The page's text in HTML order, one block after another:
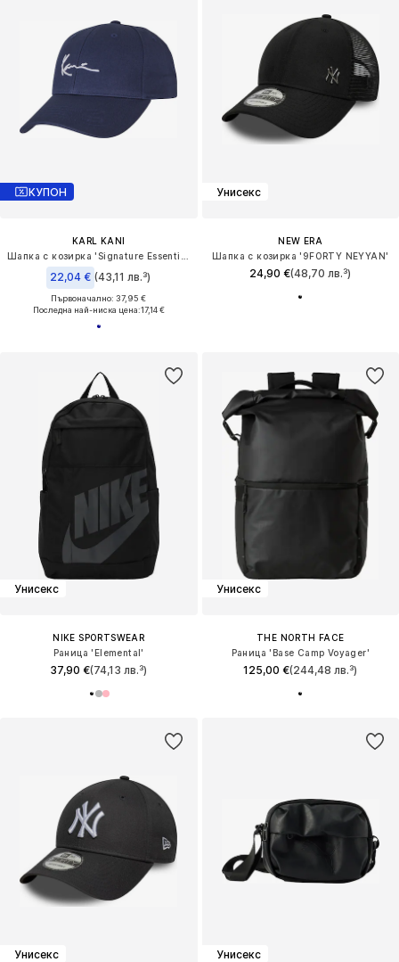
КУПОН
KARL KANI
22,04 € (43,11 лв.³)
Първоначално: 37,95 €
Последна най-ниска цена:17,14 €
Унисекс
NEW ERA
Шапка с козирка '9FORTY NEYYAN'
24,90 €(48,70 лв.³)
Унисекс
NIKE SPORTSWEAR
Раница 'Elemental'
37,90 €(74,13 лв.³)
Унисекс
THE NORTH FACE
Раница 'Base Camp Voyager'
125,00 €(244,48 лв.³)
Унисекс Унисекс